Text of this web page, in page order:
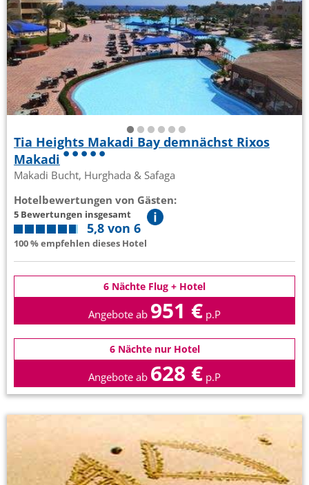
Tia Heights Makadi Bay demnächst Rixos
Makadi
Makadi Bucht, Hurghada & Safaga
Hotelbewertungen von Gästen:
5 Bewertungen insgesamt
5,8 von 6
100 % empfehlen dieses Hotel
6 Nächte Flug + Hotel
Angebote ab 951 € p.P
6 Nächte nur Hotel
Angebote ab 628 € p.P